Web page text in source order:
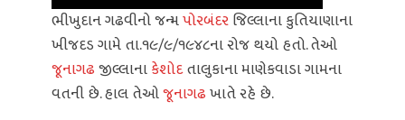
ભીખુદાન ગઢવીનો જન્મપોરબંદરજિલ્લાના કુતિયાણાના
ખીજદડ ગામે તા.૧૯/૯/૧૯૪૮ના રોજ થયો હતો. તેઓ
જૂનાગઢજીલ્લાનાકેશોદતાલુકાના માણેકવાડા ગામના
વતની છે. હાલ તેઓજૂનાગઢખાતે રહે છે.